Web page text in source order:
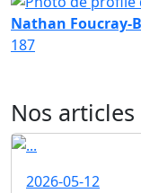
Nathan Foucray-
187
Nos articles
2026-05-12